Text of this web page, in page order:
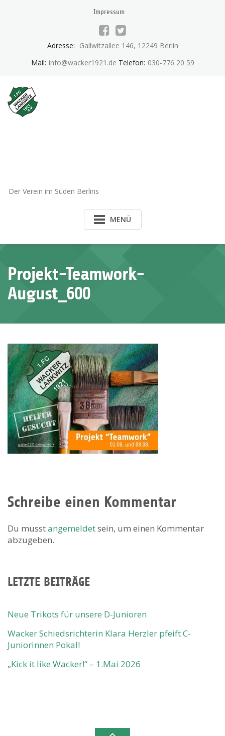
Impressum
Adresse: Gallwitzallee 146, 12249 Berlin
Mail: info@wacker1921.de Telefon: 030-776 20 59
Der Verein im Süden Berlins
MENÜ
Projekt-Teamwork-
August_600
Schreibe einen Kommentar
Du musstangemeldetsein, um einen Kommentar
abzugeben.
LETZTE BEITRÄGE
Neue Trikots für unsere D-Junioren
Wacker Schiedsrichterin Klara Herzler pfeift C-
Juniorinnen Pokal!
„Kick it like Wacker!“ – 1.Mai 2026